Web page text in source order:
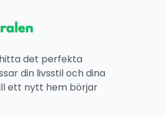
det perfekta
din livsstil och dina
ett nytt hem börjar